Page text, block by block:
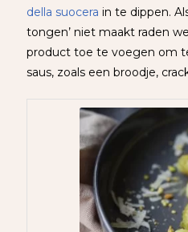
della suocera in te dippen.
tongen’ niet maakt raden
product toe te voegen om
saus, zoals een broodje,